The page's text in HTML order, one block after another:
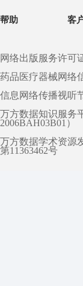
帮助 客
网络出版服务许可
药品医疗器械网络
信息网络传播视听
万方数据知识服务
2006BAH03B01）
万方数据学术资源
第11363462号